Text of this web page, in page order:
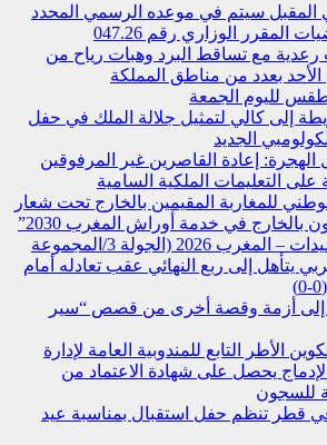
المقبل سیتم في موعده الرسمي المحدد
المقرر الوزاري رقم 047.26
مع تساقط البرد وهبات رياح من
الأحد بعدد من مناطق المملكة
لليوم الجمعة
إلى كالي لتمثيل جلالة الملك في حفل
الجديد
الهجرة: إعادة القاصرين غير المرفوقين
على التعليمات الملكية السامية
للمغاربة المقيمين بالخارج تحت شعار
بالخارج في خدمة أوراش المغرب 2030”
كأس إفريقيا للسيدات – المغرب 2026 (الجولة 3/المجموعة
يتأهل إلى ربع النهائي عقب تعادله أمام
إلى أزمة وقصة أخرى من قصص “سير
الأطر التابع للمندوبية العامة لإدارة
يحصل على شهادة الاعتماد من
للسجون
قطر تنظم حفل استقبال بمناسبة عيد